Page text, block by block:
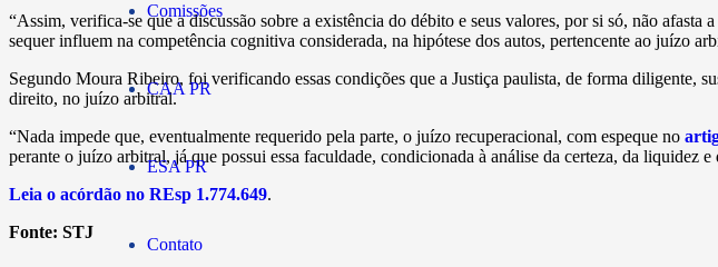
Comissões
CAA PR
ESA PR
Contato
“Assim, verifica-se que a discussão sobre a existência do débito e seus valores, por si só, não
sequer influem na competência cognitiva considerada, na hipótese dos autos, pertencente ao juízo
Segundo Moura Ribeiro, foi verificando essas condições que a Justiça paulista, de forma diligente,
direito, no juízo arbitral.
“Nada impede que, eventualmente requerido pela parte, o juízo recuperacional, com espeque no
perante o juízo arbitral, já que possui essa faculdade, condicionada à análise da certeza, da liquidez
Leia o acórdão no REsp 1.774.649.
Fonte: STJ